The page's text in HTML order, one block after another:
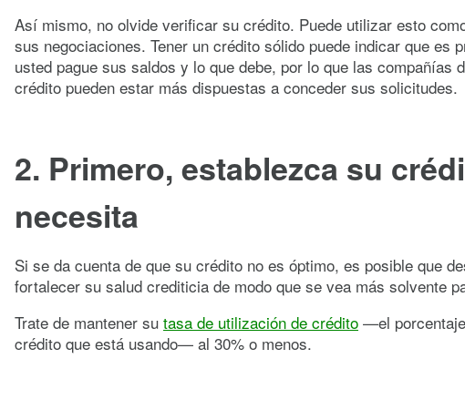
Así mismo, no olvide verificar su crédito. Puede utilizar esto
sus negociaciones. Tener un crédito sólido puede indicar que es
usted pague sus saldos y lo que debe, por lo que las compañías
crédito pueden estar más dispuestas a conceder sus solicitudes.
2. Primero, establezca su
necesita
Si se da cuenta de que su crédito no es óptimo, es posible que
fortalecer su salud crediticia de modo que se vea más solvente
Trate de mantener su tasa de utilización de crédito —el
crédito que está usando— al 30% o menos.